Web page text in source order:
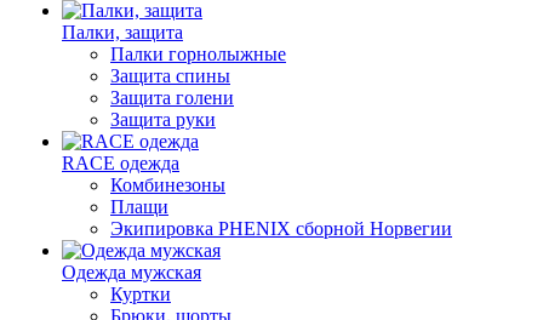
Палки, защита
Палки горнолыжные
Защита спины
Защита голени
Защита руки
RACE одежда
Комбинезоны
Плащи
Экипировка PHENIX сборной Норвегии
Одежда мужская
Куртки
Брюки, шорты